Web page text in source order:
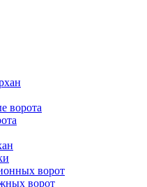
ворота
ворот
ворот